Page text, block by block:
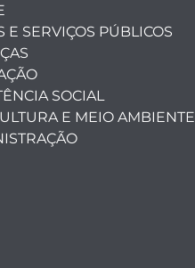
E SERVIÇOS PÚBLICOS
SOCIAL
E MEIO AMBIENTE